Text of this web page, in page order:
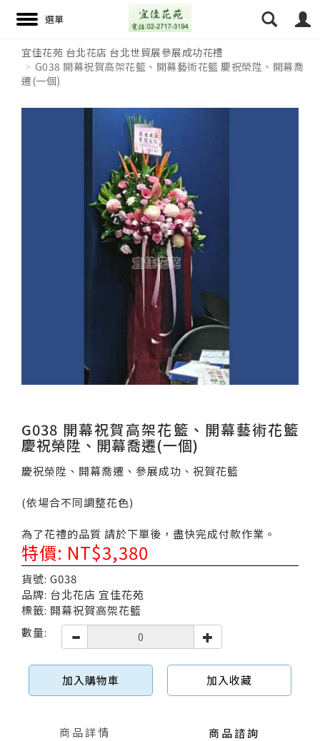
宜佳花苑 台北花店 台北世貿展參展成功花禮
G038 開幕祝賀高架花籃、開幕藝術花籃 慶祝榮陞、開幕喬
遷(一個)
G038 開幕祝賀高架花籃、開幕藝術花籃
慶祝榮陞、開幕喬遷(一個)
慶祝榮陞、開幕喬遷、參展成功、祝賀花籃
(依場合不同調整花色)
為了花禮的品質 請於下單後，盡快完成付款作業。
特價: NT$3,380
貨號: G038
品牌: 台北花店 宜佳花苑
標籤: 開幕祝賀高架花籃
數量:
加入購物車 加入收藏
商品詳情 商品諮詢